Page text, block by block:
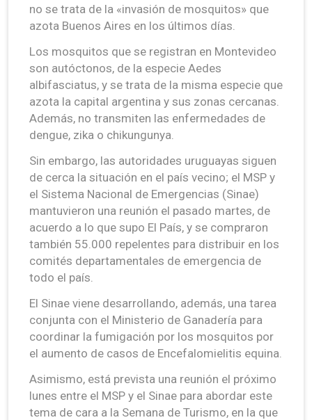
no se trata de la «invasión de mosquitos» que
azota Buenos Aires en los últimos días.
Los mosquitos que se registran en Montevideo
son autóctonos, de la especie Aedes
albifasciatus, y se trata de la misma especie que
azota la capital argentina y sus zonas cercanas.
Además, no transmiten las enfermedades de
dengue, zika o chikungunya.
Sin embargo, las autoridades uruguayas siguen
de cerca la situación en el país vecino; el MSP y
el Sistema Nacional de Emergencias (Sinae)
mantuvieron una reunión el pasado martes, de
acuerdo a lo que supo El País, y se compraron
también 55.000 repelentes para distribuir en los
comités departamentales de emergencia de
todo el país.
El Sinae viene desarrollando, además, una tarea
conjunta con el Ministerio de Ganadería para
coordinar la fumigación por los mosquitos por
el aumento de casos de Encefalomielitis equina.
Asimismo, está prevista una reunión el próximo
lunes entre el MSP y el Sinae para abordar este
tema de cara a la Semana de Turismo, en la que